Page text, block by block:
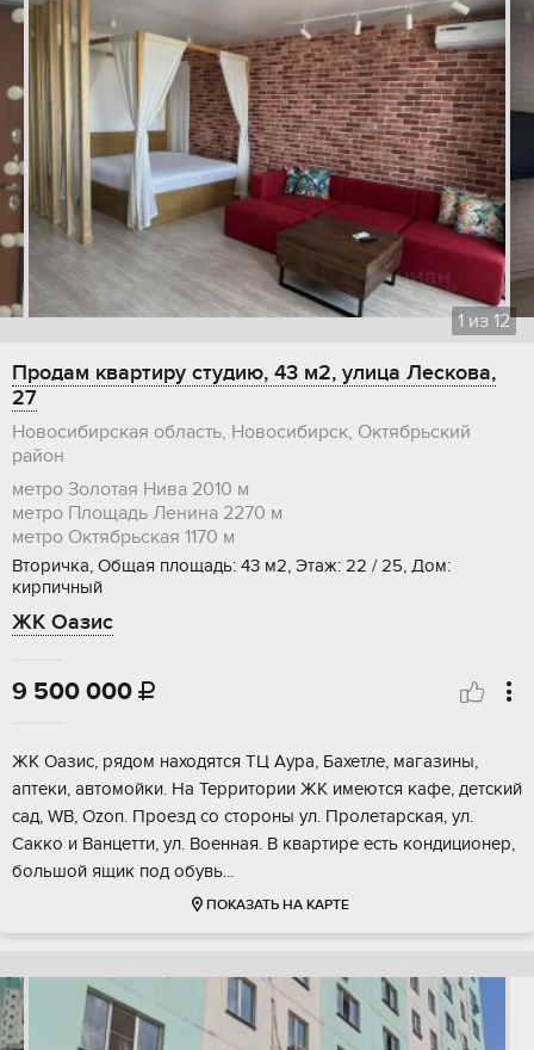
1 из 12
Продам квартиру студию, 43 м2, улица Лескова,
27
Новосибирская область, Новосибирск, Октябрьский
район
метро Золотая Нива 2010 м
метро Площадь Ленина 2270 м
метро Октябрьская 1170 м
Вторичка, Общая площадь: 43 м2, Этаж: 22 / 25, Дом:
кирпичный
ЖК Оазис
9 500 000 
ЖК Оазис, рядом находятся ТЦ Аура, Бахетле, магазины,
аптеки, автомойки. На Территории ЖК имеются кафе, детский
сад, WB, Ozon. Проезд со стороны ул. Пролетарская, ул.
Сакко и Ванцетти, ул. Военная. В квартире есть кондиционер,
большой ящик под обувь...
ПОКАЗАТЬ НА КАРТЕ